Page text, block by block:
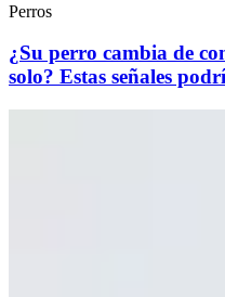
Perros
¿Su perro cambia de
solo? Estas señales